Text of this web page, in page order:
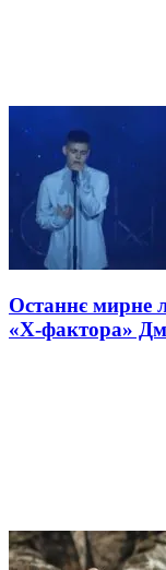
Останнє мирне
«Х-фактора»